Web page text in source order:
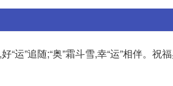
运”追随;“奥”霜斗雪,幸“运”相伴。祝